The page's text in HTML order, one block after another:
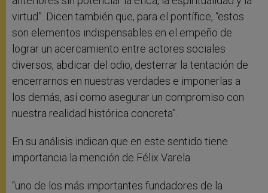
virtud”. Dicen también que, para el pontífice, “estos
son elementos indispensables en el empeño de
lograr un acercamiento entre actores sociales
diversos, abdicar del odio, desterrar la tentación de
encerrarnos en nuestras verdades e imponerlas a
los demás, así como asegurar un compromiso con
nuestra realidad histórica concreta”.
En su análisis indican que en este sentido tiene
importancia la mención de Félix Varela
“uno de los más importantes fundadores de la